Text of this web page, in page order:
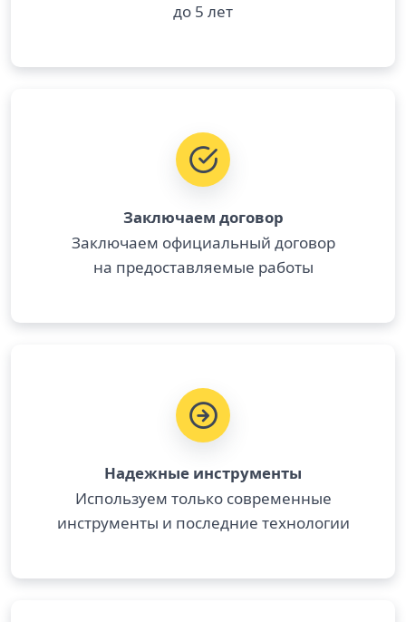
до 5 лет
Заключаем договор
Заключаем официальный договор
на предоставляемые работы
Надежные инструменты
Используем только современные
инструменты и последние технологии